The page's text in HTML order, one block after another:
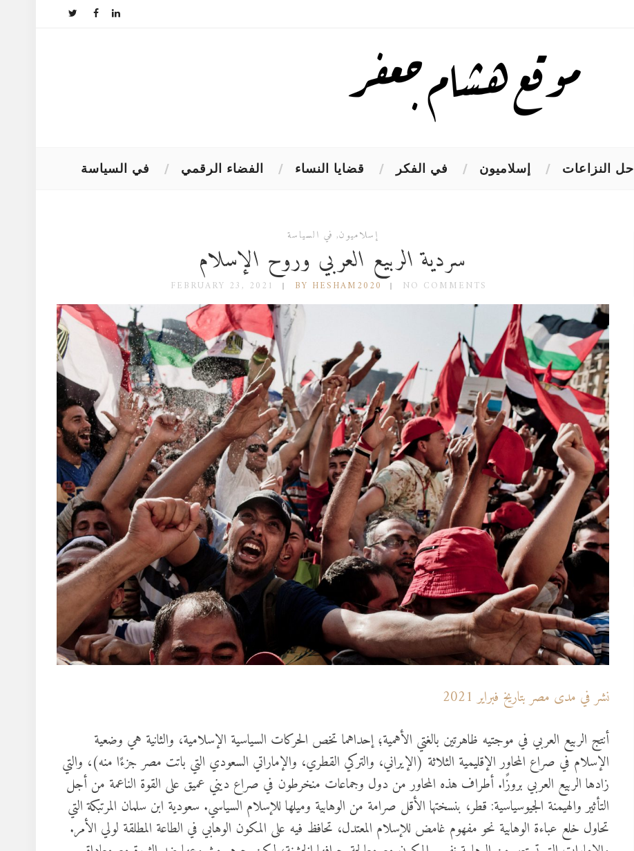
في السياسة الفضاء الرقمي قضايا النساء في الفكر إسلاميون حل النزاعات
إسلاميون, في السياسة
سردية الربيع العربي وروح الإسلام
FEBRUARY 23, 2021 BY HESHAM2020 NO COMMENTS
نشر في مدى مصر بتاريخ فبراير 2021
أنتج الربيع العربي في موجتيه ظاهرتين بالغتي الأهمية؛ إحداهما تخص الحركات السياسية الإسلامية، والثانية هي وضعية
الإسلام في صراع المحاور الإقليمية الثلاثة (الإيراني، والتركي القطري، والإماراتي السعودي التي باتت مصر جزءًا منه)، والتي
زادها الربيع العربي بروزًا. أطراف هذه المحاور من دول وجماعات منخرطون في صراع ديني عميق على القوة الناعمة من أجل
التأثير والهيمنة الجيوسياسية: قطر، بنسختها الأقل صرامة من الوهابية وميلها للإسلام السياسي. سعودية ابن سلمان المرتبكة التي
تحاول خلع عباءة الوهابية نحو مفهوم غامض للإسلام المعتدل، تحافظ فيه على المكون الوهابي في الطاعة المطلقة لولي الأمر.